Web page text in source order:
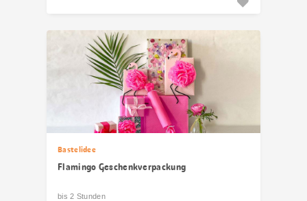
Bastelidee
Flamingo Geschenkverpackung
bis 2 Stunden